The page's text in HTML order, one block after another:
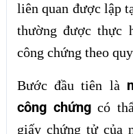
liên quan được lập
thường được thực
công chứng theo
Bước đầu tiên là
công chứngcó
giấy chứng tử của